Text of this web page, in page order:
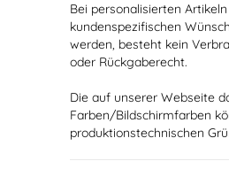
Bei personalisierten
kundenspezifischen
werden, besteht kein
oder Rückgaberecht.
Die auf unserer Webseite
Farben/Bildschirmfarben
produktionstechnischen